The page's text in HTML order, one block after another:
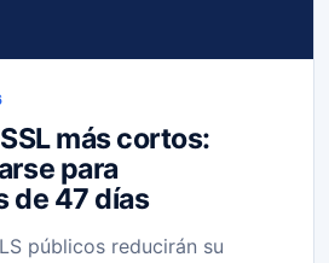
más cortos:
para
de 47 días
públicos reducirán su